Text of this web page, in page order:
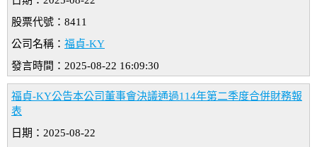
股票代號：8411
公司名稱： 福貞-KY
發言時間：2025-08-22 16:09:30
福貞-KY公告本公司董事會決議通過114年第二季度合併財務報
表
日期：2025-08-22